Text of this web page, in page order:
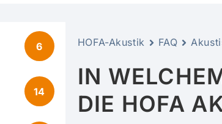
6
14
HOFA-Akustik FAQ
IN
DIE HOFA